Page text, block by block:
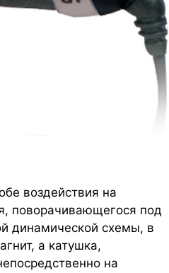
воздействия на
поворачивающегося под
динамической схемы, в
а катушка,
на